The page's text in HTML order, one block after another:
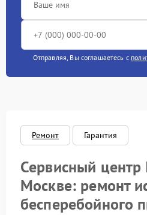
Отправляя, Вы соглашаетесь с
Ремонт Гарантия
Сервисный центр
Москве: ремонт
бесперебойного